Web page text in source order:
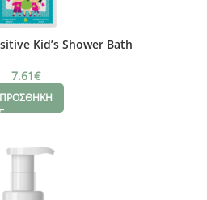
Kid’s Shower Bath
7.61€
ΠΡΟΣΘΗΚΗ